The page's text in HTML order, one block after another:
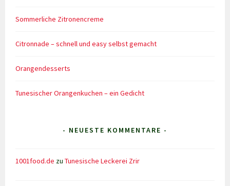
Sommerliche Zitronencreme
Citronnade – schnell und easy selbst gemacht
Orangendesserts
Tunesischer Orangenkuchen – ein Gedicht
- NEUESTE KOMMENTARE -
1001food.de zuTunesische Leckerei Zrir